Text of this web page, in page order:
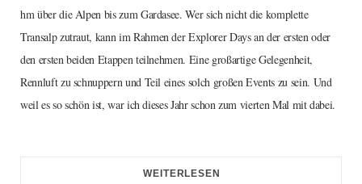
hm über die Alpen bis zum Gardasee. Wer sich nicht die komplette
Transalp zutraut, kann im Rahmen der Explorer Days an der ersten oder
den ersten beiden Etappen teilnehmen. Eine großartige Gelegenheit,
Rennluft zu schnuppern und Teil eines solch großen Events zu sein. Und
weil es so schön ist, war ich dieses Jahr schon zum vierten Mal mit dabei.
WEITERLESEN